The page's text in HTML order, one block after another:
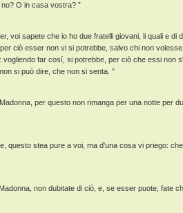
O in casa vostra? ”
voi sapete che io ho due fratelli giovani, li quali e
ciò esser non vi si potrebbe, salvo chi non
vogliendo far cosí, si potrebbe, per ciò che essi non
si può dire, che non si senta. ”
per questo non rimanga per una notte per
questo stea pure a voi, ma d'una cosa vi priego:
non dubitate di ciò, e, se esser puote, fate